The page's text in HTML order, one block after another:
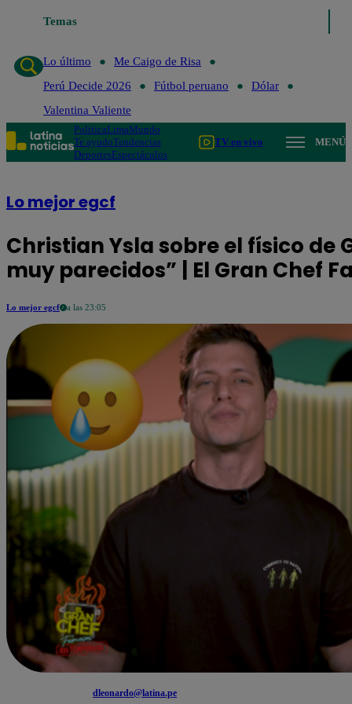
TemasLo último
Lo último
Me Caigo de Risa
Perú Decide 2026
Fútbol peruano
Dólar
Valentina Valiente
PolíticaLimaMundo
Te ayudoTendencias
DeportesEspectáculos
TV en vivo MENÚ
Lo mejor egcf
Christian Ysla sobre el físico de
muy parecidos” | El Gran Chef
Lo mejor egcf a las 23:05
dleonardo@latina.pe